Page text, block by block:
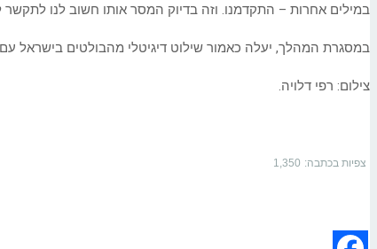
במילים אחרות – התקדמנו. וזה בדיוק המסר אותו חשוב לנו לתקשר
במסגרת המהלך, יעלה כאמור שילוט דיגיטלי מהבולטים בישראל עם סרטון שיציג את השינוי שנעשה במותג מ-
צילום: רפי דלויה.
צפיות בכתבה: 1,350